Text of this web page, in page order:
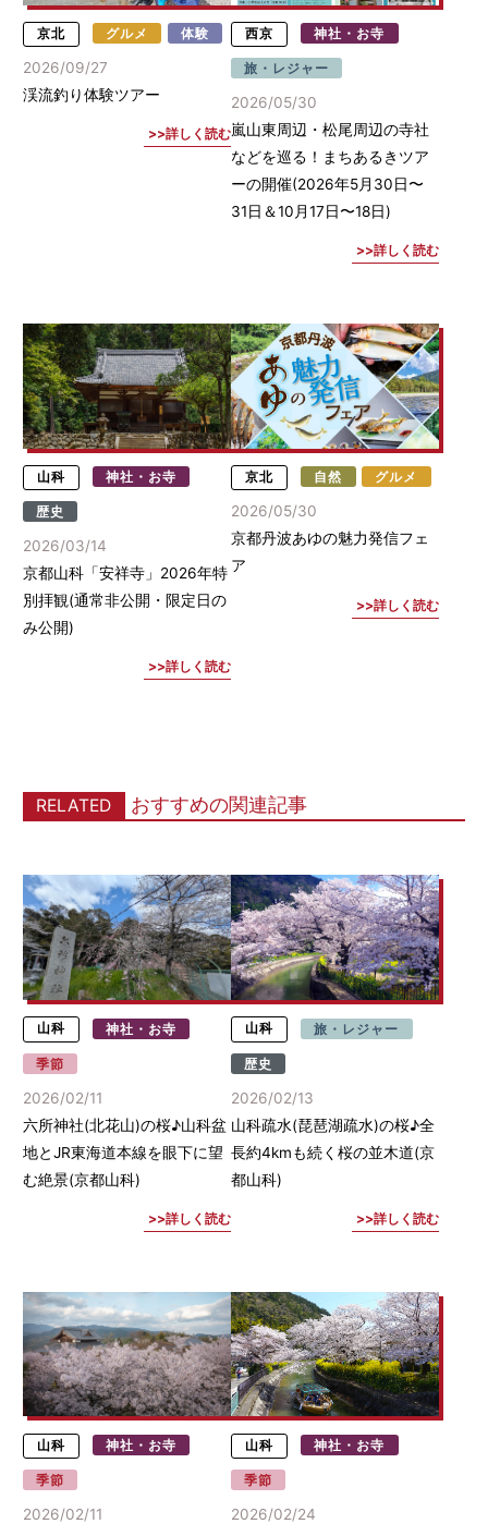
京北 グルメ 体験
2026/09/27
渓流釣り体験ツアー
詳しく読む
西京 神社・お寺
旅・レジャー
2026/05/30
嵐山東周辺・松尾周辺の寺社
などを巡る！まちあるきツア
ーの開催(2026年5月30日〜
31日＆10月17日〜18日)
詳しく読む
山科 神社・お寺
歴史
2026/03/14
京都山科「安祥寺」2026年特
別拝観(通常非公開・限定日の
み公開)
詳しく読む
京北 自然 グルメ
2026/05/30
京都丹波あゆの魅力発信フェ
ア
詳しく読む
RELATED おすすめの関連記事
山科 神社・お寺
季節
2026/02/11
六所神社(北花山)の桜♪山科盆
地とJR東海道本線を眼下に望
む絶景(京都山科)
詳しく読む
山科 旅・レジャー
歴史
2026/02/13
山科疏水(琵琶湖疏水)の桜♪全
長約4kmも続く桜の並木道(京
都山科)
詳しく読む
山科 神社・お寺
季節
2026/02/11
山科 神社・お寺
季節
2026/02/24